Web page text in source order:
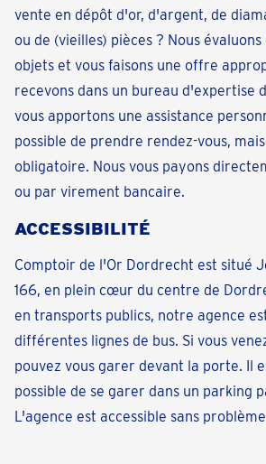
vente en dépôt d'or, d'argent, de
ou de (vieilles) pièces ? Nous
objets et vous faisons une offre
recevons dans un bureau d'expertise
vous apportons une assistance
possible de prendre rendez-vous,
obligatoire. Nous vous payons
ou par virement bancaire.
ACCESSIBILITÉ
Comptoir de l'Or Dordrecht est situé
166, en plein cœur du centre de
en transports publics, notre agence
différentes lignes de bus. Si vous
pouvez vous garer devant la porte. Il
possible de se garer dans un parking
L'agence est accessible sans